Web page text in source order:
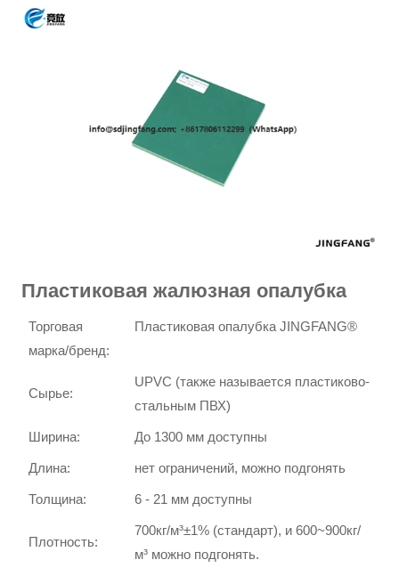
Пластиковая жалюзная опалубка
Торговая
марка/бренд:
Пластиковая опалубка JINGFANG®
Сырье:
UPVC (также называется пластиково-
стальным ПВХ)
Ширина: До 1300 мм доступны
Длина: нет ограничений, можно подгонять
Толщина: 6 - 21 мм доступны
Плотность:
700кг/м³±1% (стандарт), и 600~900кг/
м³ можно подгонять.